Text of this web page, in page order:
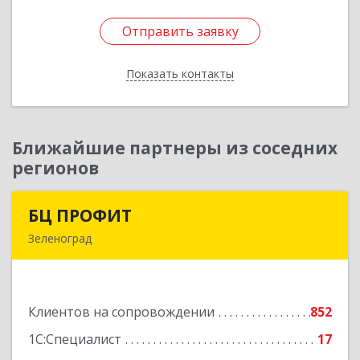
Отправить заявку
Показать контакты
Отправить заявку
Назад
Ближайшие партнеры из соседних
регионов
БЦ ПРОФИТ
Зеленоград
Клиентов на сопровождении
852
1С:Специалист
17
Подробнее